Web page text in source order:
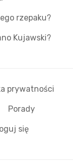
rzepaku?
Kujawski?
prywatności
Porady
się